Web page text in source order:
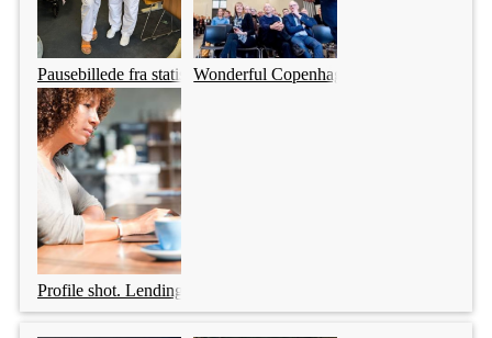
Pausebillede fra statistrolleWonderful Copenhagen
Profile shot. Lending Tree.